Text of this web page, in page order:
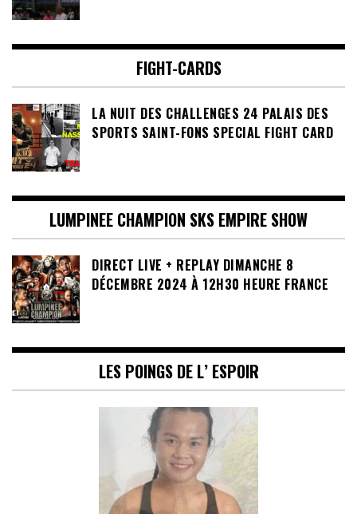
FIGHT-CARDS
LA NUIT DES CHALLENGES 24 PALAIS DES
SPORTS SAINT-FONS SPECIAL FIGHT CARD
LUMPINEE CHAMPION SKS EMPIRE SHOW
DIRECT LIVE + REPLAY DIMANCHE 8
DÉCEMBRE 2024 À 12H30 HEURE FRANCE
LES POINGS DE L’ ESPOIR